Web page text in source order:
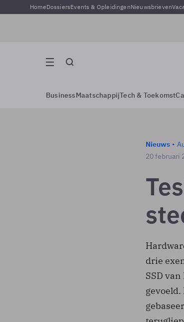
HomeDossiersEvents & OpleidingenNieuwsbrieven
BusinessMaatschappijTech & Toekomst
Nieuws
20 februari
drie
SSD